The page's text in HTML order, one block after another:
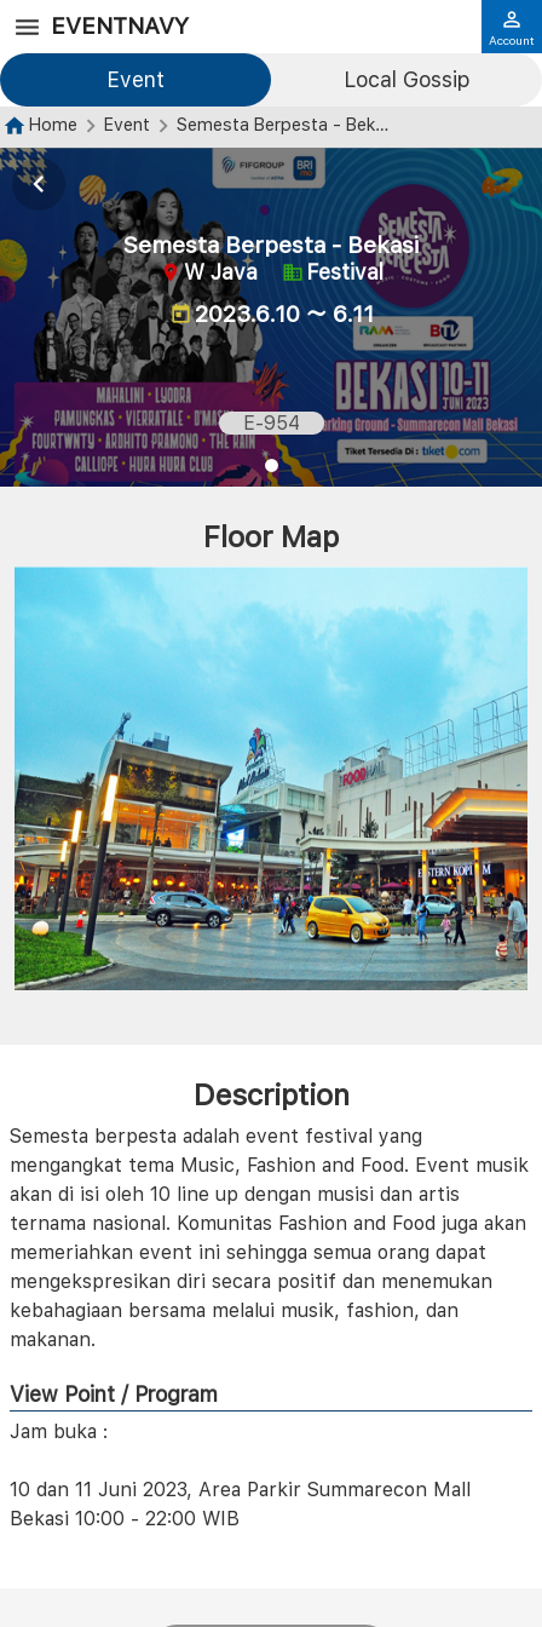
EVENTNAVY
Event Local Gossip
Account
Home Event Semesta Berpesta - Bekasi
Semesta Berpesta - Bekasi
W Java Festival
2023.6.10 ～ 6.11
E-954
Floor Map
Description
Semesta berpesta adalah event festival yang
mengangkat tema Music, Fashion and Food. Event musik
akan di isi oleh 10 line up dengan musisi dan artis
ternama nasional. Komunitas Fashion and Food juga akan
memeriahkan event ini sehingga semua orang dapat
mengekspresikan diri secara positif dan menemukan
kebahagiaan bersama melalui musik, fashion, dan
makanan.
View Point / Program
Jam buka :
10 dan 11 Juni 2023, Area Parkir Summarecon Mall
Bekasi 10:00 - 22:00 WIB